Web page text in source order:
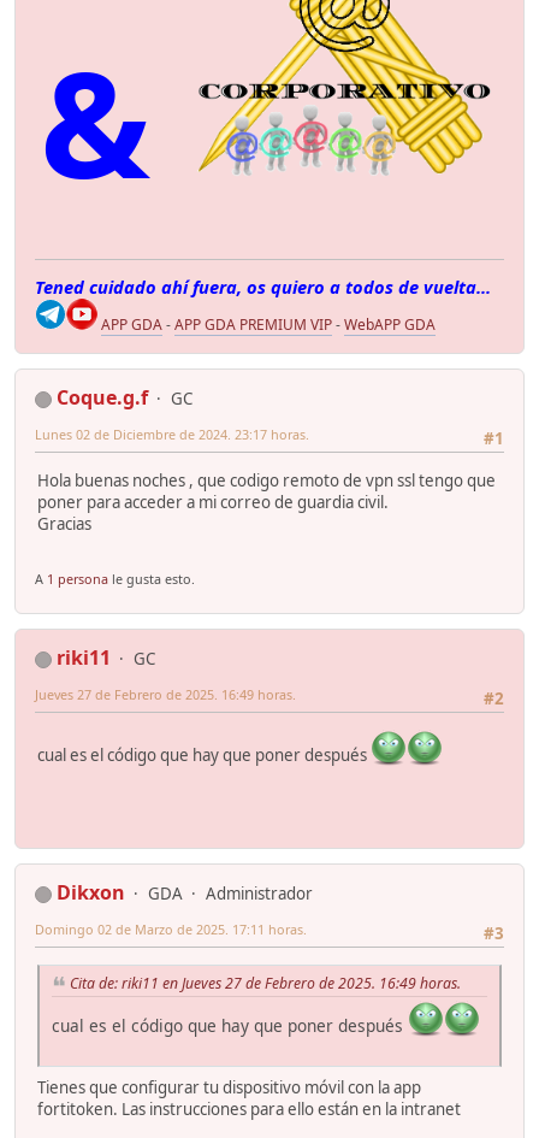
&
Tened cuidado ahí fuera, os quiero a todos de vuelta...
APP GDA-APP GDA PREMIUM VIP-WebAPP GDA
Coque.g.f
GC
#1
Lunes 02 de Diciembre de 2024. 23:17 horas.
Hola buenas noches , que codigo remoto de vpn ssl tengo que
poner para acceder a mi correo de guardia civil.
Gracias
A 1 persona le gusta esto.
riki11
GC
#2
Jueves 27 de Febrero de 2025. 16:49 horas.
cual es el código que hay que poner después
Dikxon GDA
Administrador
#3
Domingo 02 de Marzo de 2025. 17:11 horas.
Cita de: riki11 en Jueves 27 de Febrero de 2025. 16:49 horas.
cual es el código que hay que poner después
Tienes que configurar tu dispositivo móvil con la app
fortitoken. Las instrucciones para ello están en la intranet